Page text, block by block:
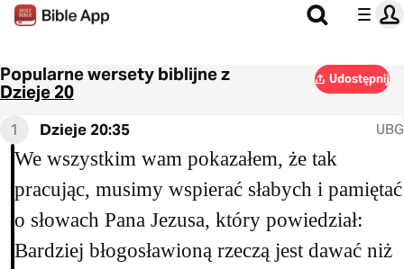
Popularne wersety biblijne z
Dzieje 20
Udostępnij
1 Dzieje 20:35 UBG
We wszystkim wam pokazałem, że tak
pracując, musimy wspierać słabych i pamiętać
o słowach Pana Jezusa, który powiedział:
Bardziej błogosławioną rzeczą jest dawać niż